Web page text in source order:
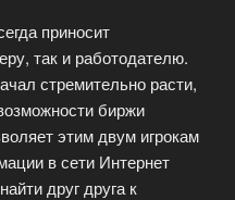
приносит
так и работодателю.
стремительно расти,
биржи
этим двум игрокам
в сети Интернет
друг друга к